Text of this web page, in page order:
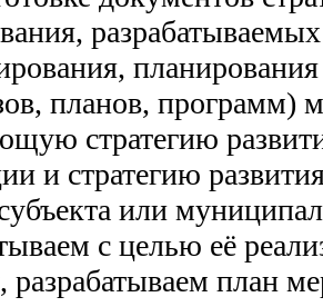
планов, программ)
стратегию
и стратегию
или
с целью её
разрабатываем план